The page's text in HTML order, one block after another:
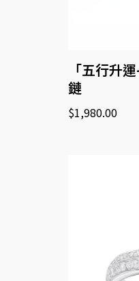
「五行升
鏈
$1,980.00